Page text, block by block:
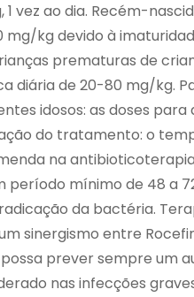
vez ao dia. Recém-
kg devido à
prematuras de
diária de 20-80 mg/kg.
idosos: as doses
do tratamento: o
na
período mínimo de 48 a
da bactéria.
sinergismo entre
prever sempre um
nas infecções